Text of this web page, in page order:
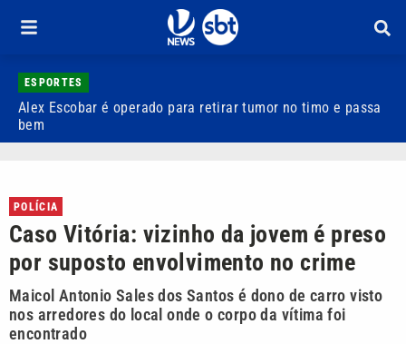
ESPORTES
Alex Escobar é operado para retirar tumor no timo e passa
bem
POLÍCIA
Caso Vitória: vizinho da jovem é preso
por suposto envolvimento no crime
Maicol Antonio Sales dos Santos é dono de carro visto
nos arredores do local onde o corpo da vítima foi
encontrado